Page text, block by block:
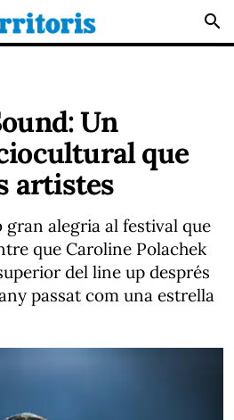
search
Un
que
artistes
gran alegria al festival que
que Caroline Polachek
del line up després
passat com una estrella